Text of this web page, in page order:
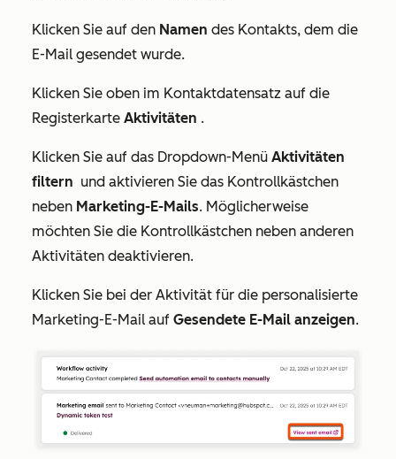
Klicken Sie auf den Namen des Kontakts, dem die
E-Mail gesendet wurde.
Klicken Sie oben im Kontaktdatensatz auf die
Registerkarte Aktivitäten .
Klicken Sie auf das Dropdown-Menü Aktivitäten
filtern und aktivieren Sie das Kontrollkästchen
neben Marketing-E-Mails. Möglicherweise
möchten Sie die Kontrollkästchen neben anderen
Aktivitäten deaktivieren.
Klicken Sie bei der Aktivität für die personalisierte
Marketing-E-Mail auf Gesendete E-Mail anzeigen.